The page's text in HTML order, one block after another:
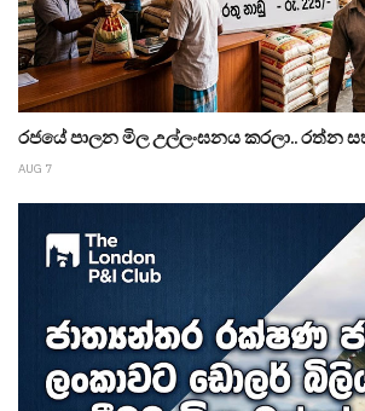
රජයේ පාලන මිල උල්ලංඝනය කරලා.. රත්න
AUG 7